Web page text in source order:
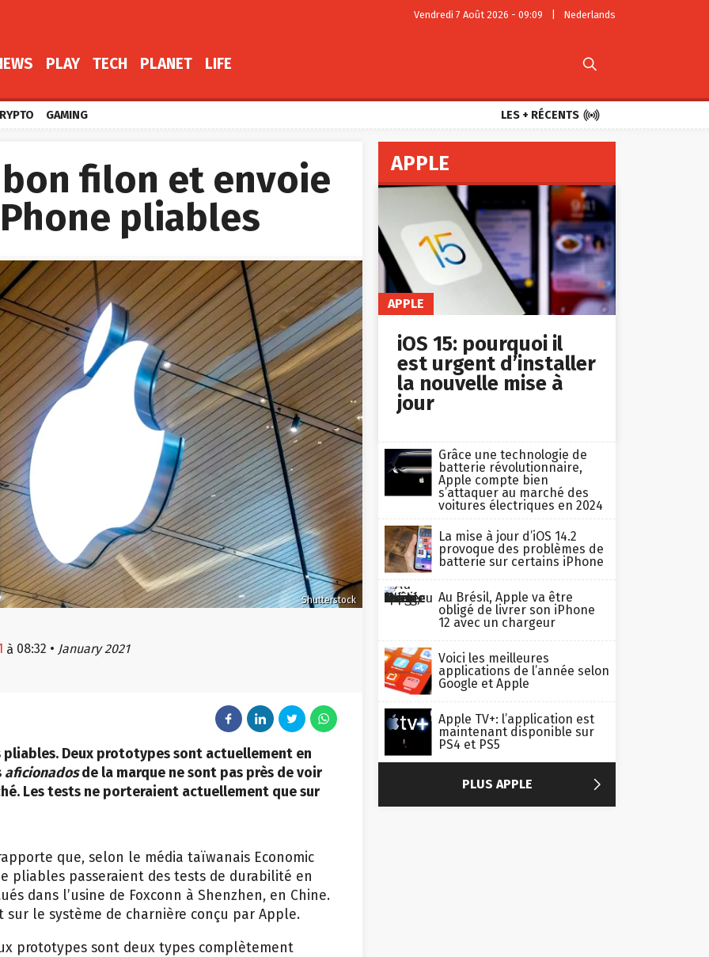
Vendredi 7 Août 2026 - 09:09 Nederlands
PLAY TECH PLANET LIFE 
GAMING LES + RÉCENTS 
filon et envoie
pliables
Shutterstock
à 08:32 • January 2021
pliables. Deux prototypes sont actuellement en
aficionadosde la marque ne sont pas près de voir
Les tests ne porteraient actuellement que sur
que, selon le média taïwanais Economic
pliables passeraient des tests de durabilité en
dans l’usine de Foxconn à Shenzhen, en Chine.
le système de charnière conçu par Apple.
prototypes sont deux types complètement
APPLE
APPLE
iOS 15: pourquoi il
est urgent d’installer
la nouvelle mise à
jour
Grâce une technologie de
batterie révolutionnaire,
Apple compte bien
s’attaquer au marché des
voitures électriques en 2024
La mise à jour d’iOS 14.2
provoque des problèmes de
batterie sur certains iPhone
Au Brésil, Apple va être
obligé de livrer son iPhone
12 avec un chargeur
Voici les meilleures
applications de l’année selon
Google et Apple
Apple TV+: l’application est
maintenant disponible sur
PS4 et PS5
PLUS APPLE 